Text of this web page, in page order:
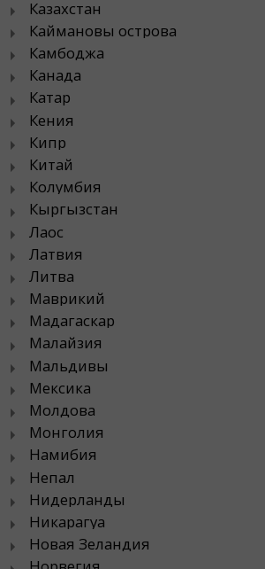
Казахстан
Каймановы острова
Камбоджа
Канада
Катар
Кения
Кипр
Китай
Колумбия
Кыргызстан
Лаос
Латвия
Литва
Маврикий
Мадагаскар
Малайзия
Мальдивы
Мексика
Молдова
Монголия
Намибия
Непал
Нидерланды
Никарагуа
Новая Зеландия